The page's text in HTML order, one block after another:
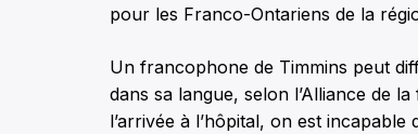
pour les Franco-Ontariens de la
Un francophone de Timmins peut
dans sa langue, selon l’Alliance de
l’arrivée à l’hôpital, on est